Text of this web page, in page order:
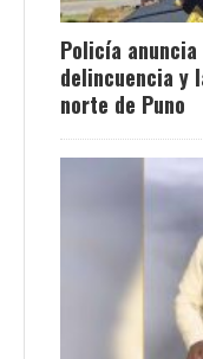
Policía
delincuencia y
norte de Puno